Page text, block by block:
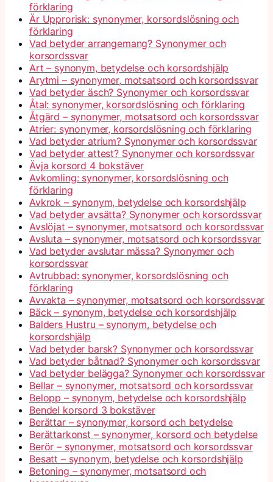
förklaring
Är Upprorisk: synonymer, korsordslösning och
förklaring
Vad betyder arrangemang? Synonymer och
korsordssvar
Art – synonym, betydelse och korsordshjälp
Arytmi – synonymer, motsatsord och korsordssvar
Vad betyder äsch? Synonymer och korsordssvar
Åtal: synonymer, korsordslösning och förklaring
Åtgärd – synonymer, motsatsord och korsordssvar
Atrier: synonymer, korsordslösning och förklaring
Vad betyder atrium? Synonymer och korsordssvar
Vad betyder attest? Synonymer och korsordssvar
Ävja korsord 4 bokstäver
Avkomling: synonymer, korsordslösning och
förklaring
Avkrok – synonym, betydelse och korsordshjälp
Vad betyder avsätta? Synonymer och korsordssvar
Avslöjat – synonymer, motsatsord och korsordssvar
Avsluta – synonymer, motsatsord och korsordssvar
Vad betyder avslutar mässa? Synonymer och
korsordssvar
Avtrubbad: synonymer, korsordslösning och
förklaring
Avvakta – synonymer, motsatsord och korsordssvar
Bäck – synonym, betydelse och korsordshjälp
Balders Hustru – synonym, betydelse och
korsordshjälp
Vad betyder barsk? Synonymer och korsordssvar
Vad betyder båtnad? Synonymer och korsordssvar
Vad betyder belägga? Synonymer och korsordssvar
Bellar – synonymer, motsatsord och korsordssvar
Belopp – synonym, betydelse och korsordshjälp
Bendel korsord 3 bokstäver
Berättar – synonymer, korsord och betydelse
Berättarkonst – synonymer, korsord och betydelse
Berör – synonymer, motsatsord och korsordssvar
Besatt – synonym, betydelse och korsordshjälp
Betoning – synonymer, motsatsord och